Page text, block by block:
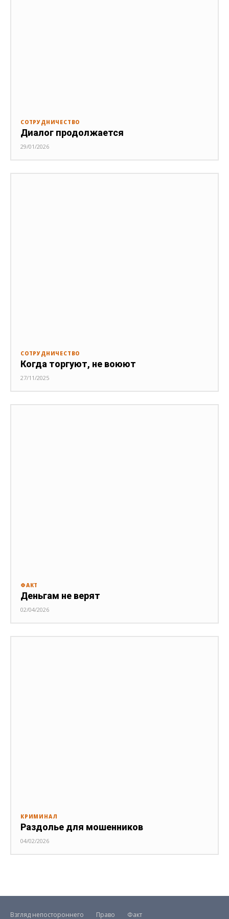
СОТРУДНИЧЕСТВО
Диалог продолжается
29/01/2026
СОТРУДНИЧЕСТВО
Когда торгуют, не воюют
27/11/2025
ФАКТ
Деньгам не верят
02/04/2026
КРИМИНАЛ
Раздолье для мошенников
04/02/2026
Взгляд непостороннего Право Факт